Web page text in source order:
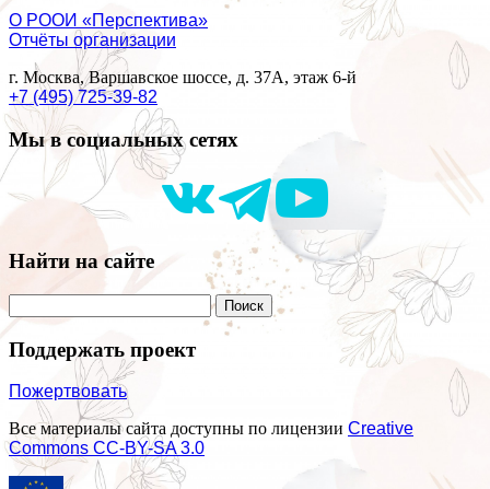
О РООИ «Перспектива»
Отчёты организации
г. Москва, Варшавское шоссе, д. 37А, этаж 6-й
+7 (495) 725-39-82
Мы в социальных сетях
Найти на сайте
Поддержать проект
Пожертвовать
Все материалы сайта доступны по лицензии Creative
Commons СС-BY-SA 3.0